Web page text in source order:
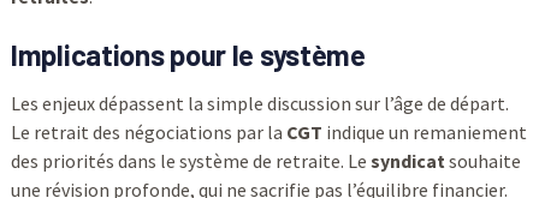
Implications pour le système
Les enjeux dépassent la simple discussion sur l’âge de départ.
Le retrait des négociations par la CGT indique un remaniement
des priorités dans le système de retraite. Le syndicatsouhaite
une révision profonde, qui ne sacrifie pas l’équilibre financier.